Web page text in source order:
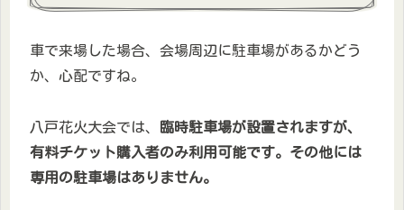
車で来場した場合、会場周辺に駐車場があるかどう
か、心配ですね。
八戸花火大会では、
臨時駐車場が設置されますが、
有料チケット購入者のみ利用可能です。その他には
専用の駐車場はありません。